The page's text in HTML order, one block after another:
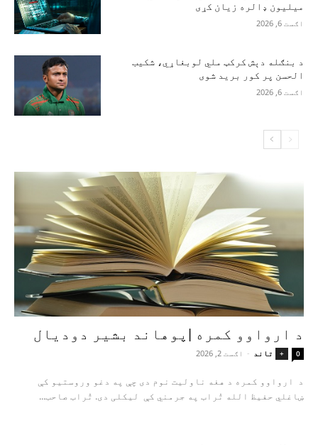
میلیون ډالره زیان کړی
اګست 6, 2026
د بنګله دېش کرکټ ملي لوبغاړي، شکیب
الحسن پر کور برید شوی
اګست 6, 2026
د ارواوو کمره |پوهاند بشیر دودیال
+ تاند - اګست 2, 2026 0
د ارواوو کمره د هغه ناولیت نوم دی چې په دغو وروستیو کې
ښاغلي حفیظ الله تُراب په جرمني کې لیکلی دی. تُراب صاحب...